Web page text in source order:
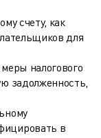
счету, как
для
налогового
задолженность,
в